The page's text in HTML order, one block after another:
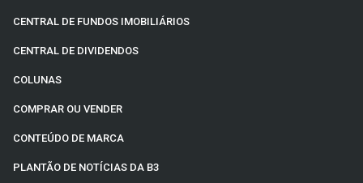
CENTRAL DE FUNDOS IMOBILIÁRIOS
CENTRAL DE DIVIDENDOS
COLUNAS
COMPRAR OU VENDER
CONTEÚDO DE MARCA
PLANTÃO DE NOTÍCIAS DA B3